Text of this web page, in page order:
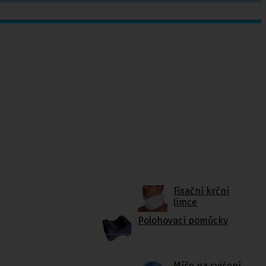
Fixační krční
límce
Polohovací pomůcky